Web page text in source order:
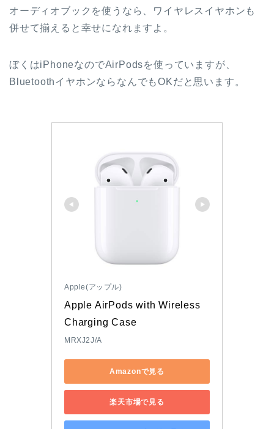
オーディオブックを使うなら、ワイヤレスイヤホンも
併せて揃えると幸せになれますよ。
ぼくはiPhoneなのでAirPodsを使っていますが、
BluetoothイヤホンならなんでもOKだと思います。
Apple(アップル)
Apple AirPods with Wireless
Charging Case
MRXJ2J/A
Amazonで見る
楽天市場で見る